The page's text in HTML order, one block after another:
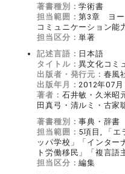
著書種別：学術書
担当範囲：第3章 ヨー
コミュニケーション能
担当区分：単著
記述言語： 日本語
タイトル：異文化コミ
出版者・発行元： 春風
出版年月：2012年07月
著者： 石井敏・久米昭
田真弓・清ルミ・古
著書種別：事典・辞書
担当範囲： 5項目, 「エ
ッパ学校」「インター
ト労働移民」「複言語
担当区分：編集